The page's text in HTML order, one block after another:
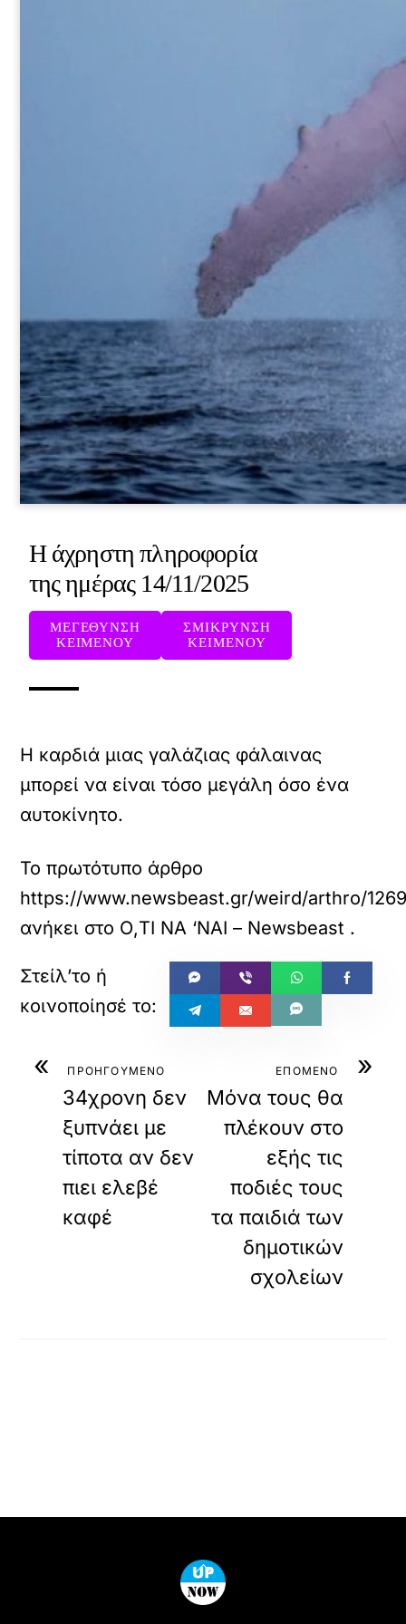
Η άχρηστη πληροφορία
της ημέρας 14/11/2025
ΜΕΓΕΘΥΝΣΗ
ΚΕΙΜΕΝΟΥ
ΣΜΙΚΡΥΝΣΗ
ΚΕΙΜΕΝΟΥ
Η καρδιά μιας γαλάζιας φάλαινας
μπορεί να είναι τόσο μεγάλη όσο ένα
αυτοκίνητο.
Το πρωτότυπο άρθρο
https://www.newsbeast.gr/weird/arthro/
ανήκει στο Ο,ΤΙ ΝΑ ‘ΝΑΙ – Newsbeast .
« ΠΡΟΗΓΟΥΜΕΝΟ
34χρονη δεν
ξυπνάει με
τίποτα αν δεν
πιει ελεβέ
καφέ
»
ΕΠΟΜΕΝΟ
Μόνα τους θα
πλέκουν στο
εξής τις
ποδιές τους
τα παιδιά των
δημοτικών
σχολείων
Back
To